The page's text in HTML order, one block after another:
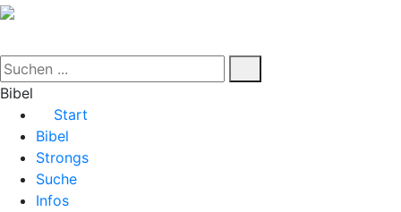
Bibel
Start
Bibel
Strongs
Suche
Infos